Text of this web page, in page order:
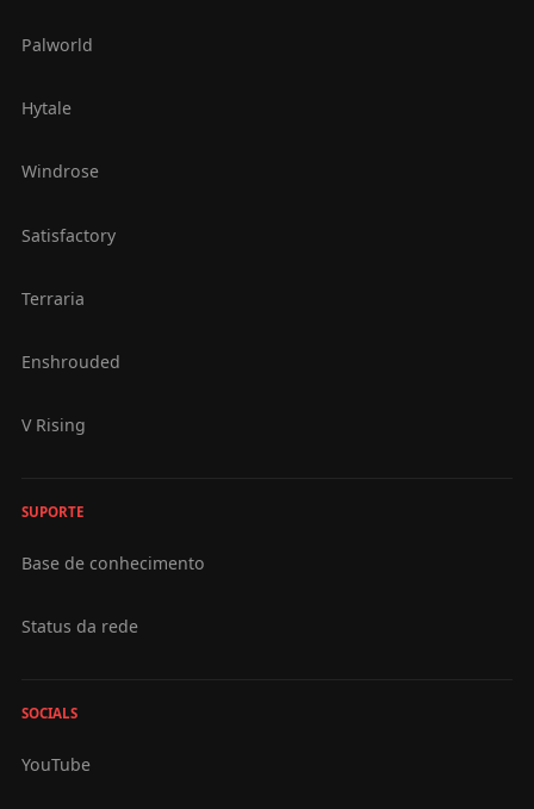
Palworld
Hytale
Windrose
Satisfactory
Terraria
Enshrouded
V Rising
SUPORTE
Base de conhecimento
Status da rede
SOCIALS
YouTube